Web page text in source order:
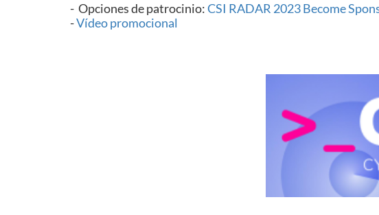
- Opciones de patrocinio:CSI RADAR 2023 Become
-Vídeo promocional